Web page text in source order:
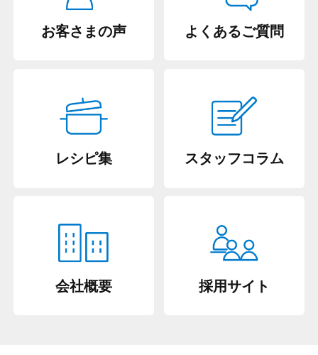
お客さまの声 よくあるご質問
レシピ集 スタッフコラム
会社概要 採用サイト